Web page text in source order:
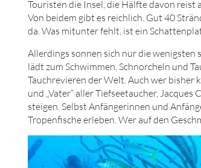
Touristen die Insel, die Hälfte davon
Von beidem gibt es reichlich. Gut 40
da. Was mitunter fehlt, ist ein
Allerdings sonnen sich nur die wenigsten
lädt zum Schwimmen, Schnorcheln und
Tauchrevieren der Welt. Auch wer
und „Vater“ aller Tiefseetaucher,
steigen. Selbst Anfängerinnen und
Tropenfische erleben. Wer auf den